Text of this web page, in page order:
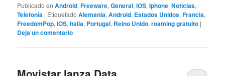
Publicado en Android,Freeware,General,iOS,Iphone,Noticias,
Telefonía | Etiquetado Alemania,Android, Estados Unidos,Francia,
FreedomPop,iOS,Italia, Portugal, Reino Unido,roaming gratuito |
Deja un comentario